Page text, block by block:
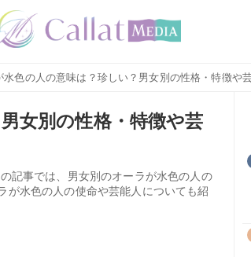
水色の人の意味は？珍しい？男女別の性格・特徴や
女別の性格・特徴や芸
記事では、男女別のオーラが水色の人の
が水色の人の使命や芸能人についても紹